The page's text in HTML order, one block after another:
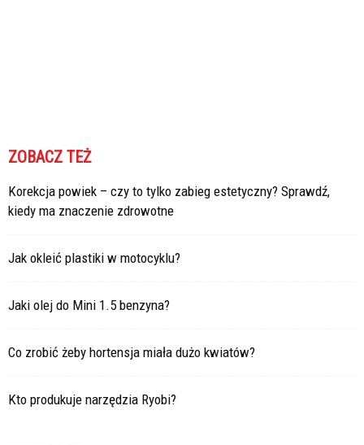
ZOBACZ TEŻ
Korekcja powiek – czy to tylko zabieg estetyczny? Sprawdź,
kiedy ma znaczenie zdrowotne
Jak okleić plastiki w motocyklu?
Jaki olej do Mini 1.5 benzyna?
Co zrobić żeby hortensja miała dużo kwiatów?
Kto produkuje narzędzia Ryobi?